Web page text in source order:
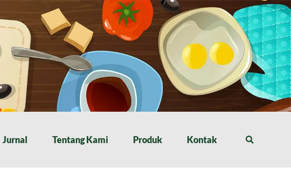
Jurnal Tentang Kami Produk Kontak